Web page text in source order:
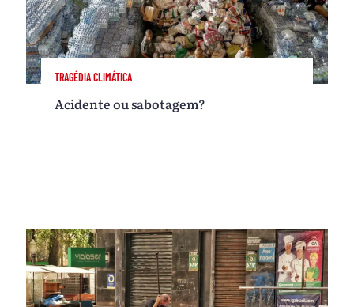
TRAGÉDIA CLIMÁTICA
Acidente ou sabotagem?